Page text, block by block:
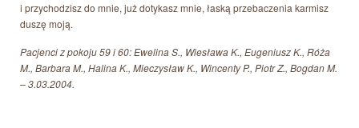
i przychodzisz do mnie, już dotykasz mnie, łaską przebaczenia karmisz
duszę moją.
Pacjenci z pokoju 59 i 60: Ewelina S., Wiesława K., Eugeniusz K., Róża
M., Barbara M., Halina K., Mieczysław K., Wincenty P., Piotr Z., Bogdan M.
– 3.03.2004.